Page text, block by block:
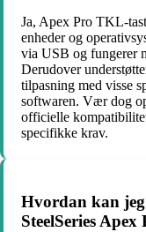
Ja, Apex Pro TKL-
enheder og
via USB og fungerer
Derudover
tilpasning med visse
softwaren. Vær dog
officielle
specifikke krav.
Hvordan kan
SteelSeries